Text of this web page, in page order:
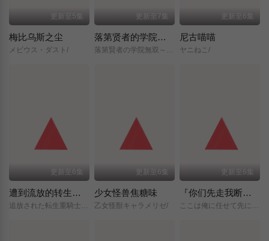
更新至5集
梅比乌斯之尘
メビウス・ダスト/
更新至7集
落第贤者的学院无双～第二次转生的S级开外挂魔术师冒险录～
落第賢者の学院無双～二度目の転生、Sランクチート魔術師冒険録～/
更新至6集
尼古喵喵
ヤニねこ/
更新至6集
遭到流放的转生重骑士凭借游戏知识大开无双
追放された転生重騎士はゲーム知識で無双する/
更新至6集
少女怪兽焦糖味
乙女怪獣キャラメリゼ/
更新至6集
『你们先走我断后』，于是10年后我成为了传说
ここは俺に任せて先に行けと言ってから10年がたったら伝説になっていた。/